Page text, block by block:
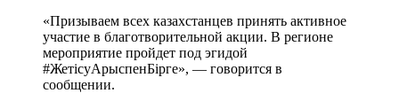
«Призываем всех казахстанцев принять активное
участие в благотворительной акции. В регионе
мероприятие пройдет под эгидой
#ЖетісуАрыспенБірге», — говорится в
сообщении.